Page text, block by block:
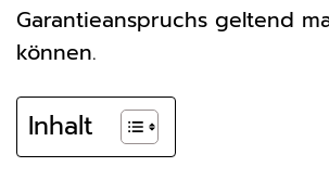
Garantieanspruchs geltend
können.
Inhalt